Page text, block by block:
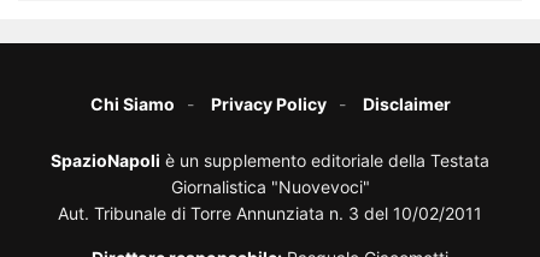
Chi Siamo Privacy Policy Disclaimer
SpazioNapoli è un supplemento editoriale della Testata
Giornalistica "Nuovevoci"
Aut. Tribunale di Torre Annunziata n. 3 del 10/02/2011